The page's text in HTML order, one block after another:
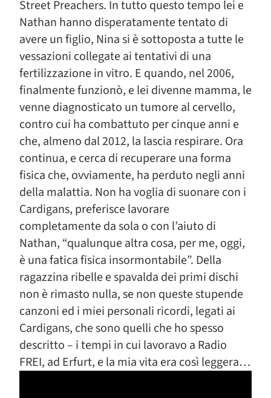
Street Preachers. In tutto questo tempo lei e
Nathan hanno disperatamente tentato di
avere un figlio, Nina si è sottoposta a tutte le
vessazioni collegate ai tentativi di una
fertilizzazione in vitro. E quando, nel 2006,
finalmente funzionò, e lei divenne mamma, le
venne diagnosticato un tumore al cervello,
contro cui ha combattuto per cinque anni e
che, almeno dal 2012, la lascia respirare. Ora
continua, e cerca di recuperare una forma
fisica che, ovviamente, ha perduto negli anni
della malattia. Non ha voglia di suonare con i
Cardigans, preferisce lavorare
completamente da sola o con l’aiuto di
Nathan, “qualunque altra cosa, per me, oggi,
è una fatica fisica insormontabile”. Della
ragazzina ribelle e spavalda dei primi dischi
non è rimasto nulla, se non queste stupende
canzoni ed i miei personali ricordi, legati ai
Cardigans, che sono quelli che ho spesso
descritto – i tempi in cui lavoravo a Radio
FREI, ad Erfurt, e la mia vita era così leggera…